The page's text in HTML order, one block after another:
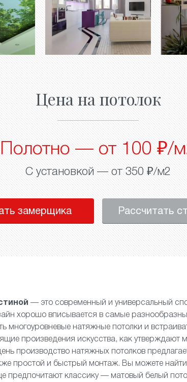
Цена на потолок
Полотно — от 100 ₽/
С установкой — от 350 ₽/м2
замерщика Рассчитать
— это современный и универсальный
хорошо вписывается в самые
многоуровневые натяжные потолки и
произведения искусства, как утверждают
производство натяжных потолков
простой и быстрый монтаж. Вы можете
предпочитают классику — матовый белый